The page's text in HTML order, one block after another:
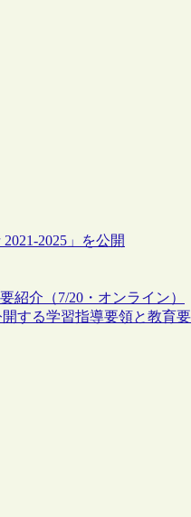
2025」を公開
紹介（7/20・オンライン）
する学習指導要領と教育